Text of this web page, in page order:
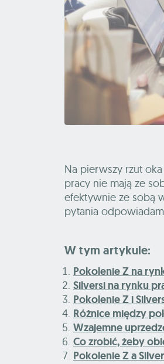
Na pierwszy rzut
pracy nie mają ze
efektywnie ze sobą
pytania
W tym artykule:
Pokolenie Z na
Silversi na rynku
Pokolenie Z i
Różnice między
Wzajemne
Co zrobić, żeby
Pokolenie Z a